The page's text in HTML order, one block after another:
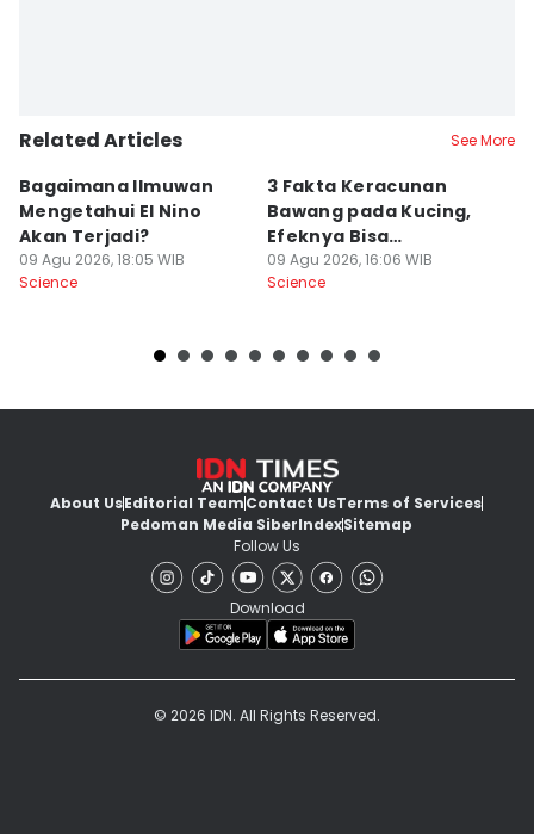
Related Articles See More
Bagaimana Ilmuwan
Mengetahui El Nino
Akan Terjadi?
09 Agu 2026, 18:05 WIB
Science
3 Fakta Keracunan
Bawang pada Kucing,
Efeknya Bisa
Mematikan!
09 Agu 2026, 16:06 WIB
Science
About UsEditorial TeamContact UsTerms of Services
Pedoman Media SiberIndexSitemap
Follow Us
Download
© 2026 IDN. All Rights Reserved.